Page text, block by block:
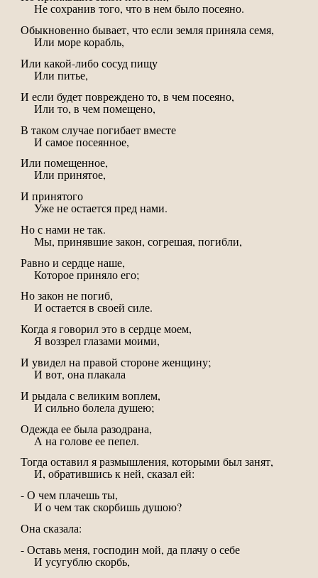
Не сохранив того, что в нем было посеяно.
Обыкновенно бывает, что если земля приняла семя,
Или море корабль,
Или какой-либо сосуд пищу
Или питье,
И если будет повреждено то, в чем посеяно,
Или то, в чем помещено,
В таком случае погибает вместе
И самое посеянное,
Или помещенное,
Или принятое,
И принятого
Уже не остается пред нами.
Но с нами не так.
Мы, принявшие закон, согрешая, погибли,
Равно и сердце наше,
Которое приняло его;
Но закон не погиб,
И остается в своей силе.
Когда я говорил это в сердце моем,
Я воззрел глазами моими,
И увидел на правой стороне женщину;
И вот, она плакала
И рыдала с великим воплем,
И сильно болела душею;
Одежда ее была разодрана,
А на голове ее пепел.
Тогда оставил я размышления, которыми был занят,
И, обратившись к ней, сказал ей:
- О чем плачешь ты,
И о чем так скорбишь душою?
Она сказала:
- Оставь меня, господин мой, да плачу о себе
И усугублю скорбь,